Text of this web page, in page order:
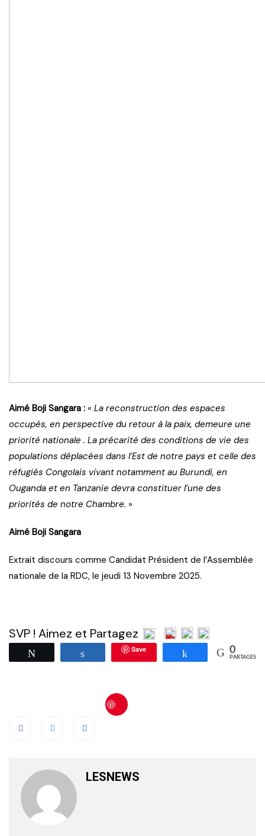
Aimé Boji Sangara : « La reconstruction des espaces
occupés, en perspective du retour à la paix, demeure une
priorité nationale . La précarité des conditions de vie des
populations déplacées dans l’Est de notre pays et celle des
réfugiés Congolais vivant notamment au Burundi, en
Ouganda et en Tanzanie devra constituer l’une des
priorités de notre Chambre. »
Aimé Boji Sangara
Extrait discours comme Candidat Président de l’Assemblée
nationale de la RDC, le jeudi 13 Novembre 2025.
SVP ! Aimez et Partagez
Partagez Save Partagez 0
PARTAGES
LESNEWS